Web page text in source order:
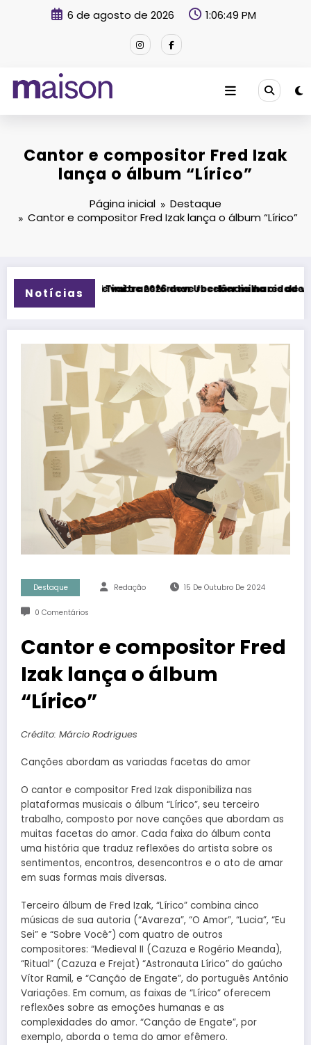
6 de agosto de 2026 1:06:50 PM
Revista Maison
Cantor e compositor Fred Izak
lança o álbum “Lírico”
Página inicial
Destaque
Cantor e compositor Fred Izak lança o álbum “Lírico”
Notícias
Uberlândia na cidade da música
deve receber milhares de visitantes e impulsionar turismo
Fitness Brasil Expo
Destaque Redação 15 De Outubro De 2024
0 Comentários
Cantor e compositor Fred
Izak lança o álbum
“Lírico”
Crédito: Márcio Rodrigues
Canções abordam as variadas facetas do amor
O cantor e compositor Fred Izak disponibiliza nas
plataformas musicais o álbum “Lírico”, seu terceiro
trabalho, composto por nove canções que abordam as
muitas facetas do amor. Cada faixa do álbum conta
uma história que traduz reflexões do artista sobre os
sentimentos, encontros, desencontros e o ato de amar
em suas formas mais diversas.
Terceiro álbum de Fred Izak, “Lírico” combina cinco
músicas de sua autoria (“Avareza”, “O Amor”, “Lucia”, “Eu
Sei” e “Sobre Você”) com quatro de outros
compositores: “Medieval II (Cazuza e Rogério Meanda),
“Ritual” (Cazuza e Frejat) “Astronauta Lírico” do gaúcho
Vítor Ramil, e “Canção de Engate”, do português Antônio
Variações. Em comum, as faixas de “Lírico” oferecem
reflexões sobre as emoções humanas e as
complexidades do amor. “Canção de Engate”, por
exemplo, aborda o tema do amor efêmero.